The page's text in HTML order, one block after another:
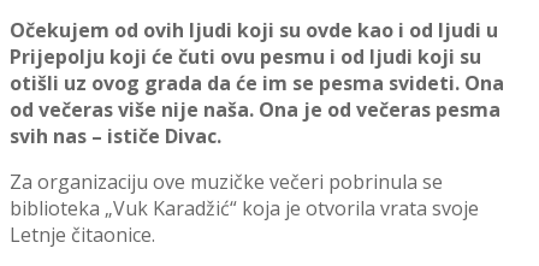
Očekujem od ovih lјudi koji su ovde kao i od lјudi u
Prijepolјu koji će čuti ovu pesmu i od lјudi koji su
otišli uz ovog grada da će im se pesma svideti. Ona
od večeras više nije naša. Ona je od večeras pesma
svih nas – ističe Divac.
Za organizaciju ove muzičke večeri pobrinula se
biblioteka „Vuk Karadžić“ koja je otvorila vrata svoje
Letnje čitaonice.